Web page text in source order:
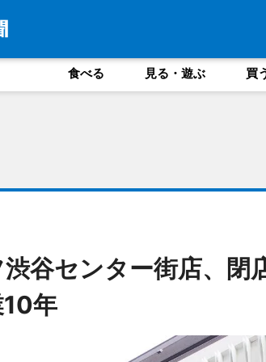
食べる 見る・遊ぶ 買
谷センター街店、
年